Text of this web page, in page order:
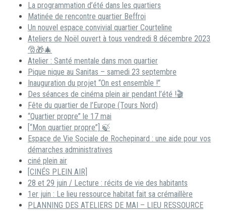
La programmation d’été dans les quartiers
Matinée de rencontre quartier Beffroi
Un nouvel espace convivial quartier Courteline
Ateliers de Noël ouvert à tous vendredi 8 décembre 2023
🎅🎁🎄
Atelier : Santé mentale dans mon quartier
Pique nique au Sanitas – samedi 23 septembre
Inauguration du projet “On est ensemble !”
Des séances de cinéma plein air pendant l’été !🎬
Fête du quartier de l’Europe (Tours Nord)
“Quartier propre” le 17 mai
[“Mon quartier propre”] 🍃
Espace de Vie Sociale de Rochepinard : une aide pour vos
démarches administratives
ciné plein air
[CINÉS PLEIN AIR]
28 et 29 juin / Lecture : récits de vie des habitants
1er juin : Le lieu ressource habitat fait sa crémaillère
PLANNING DES ATELIERS DE MAI – LIEU RESSOURCE